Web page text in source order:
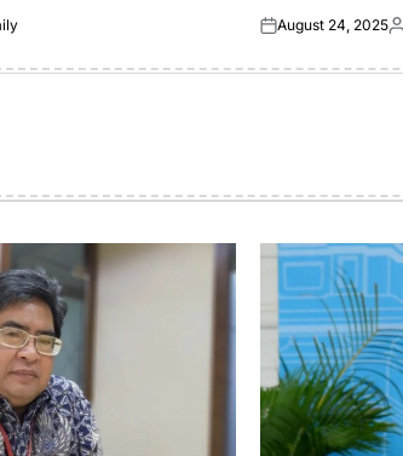
Posted
August 24, 2025